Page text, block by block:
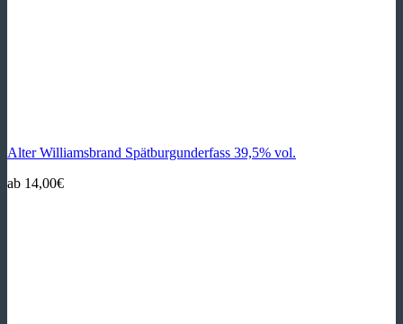
Alter Williamsbrand Spätburgunderfass 39,5% vol.
ab 14,00€